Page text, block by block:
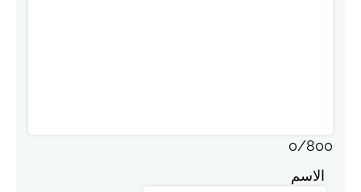
0/800
الاسم